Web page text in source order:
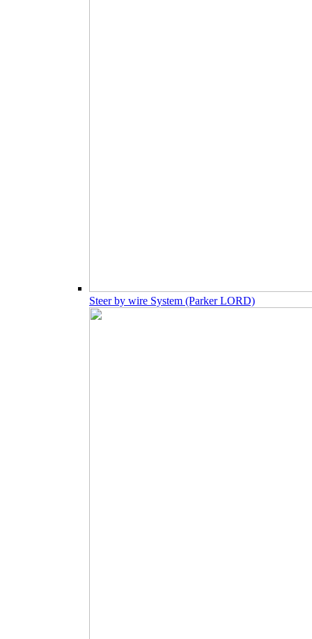
Steer by wire System (Parker LORD)